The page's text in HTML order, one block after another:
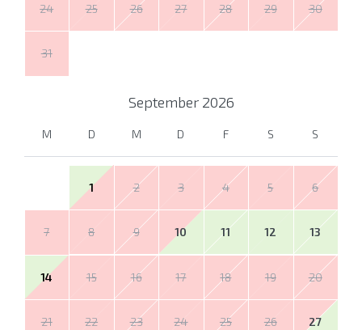
24 25 26 27 28 29 30
31
September 2026
M D M D F S S
1 2 3 4 5 6
7 8 9 10 11 12 13
14 15 16 17 18 19 20
21 22 23 24 25 26 27